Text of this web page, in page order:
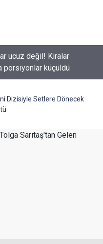
mu? Yeni sezon kararı
Dizisiyle Setlere Dönecek